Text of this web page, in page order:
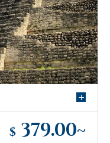
$ 379.00~